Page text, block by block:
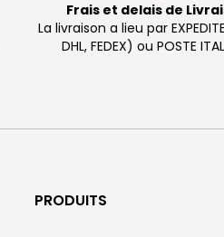
Frais et delais de
La livraison a lieu par
DHL, FEDEX) ou POSTE
PRODUITS